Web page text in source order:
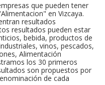
que pueden tener
en Vizcaya.
resultados
resultados pueden estar
bebida, productos de
vinos, pescados,
Alimentación
los 30 primeros
son propuestos por
de cada